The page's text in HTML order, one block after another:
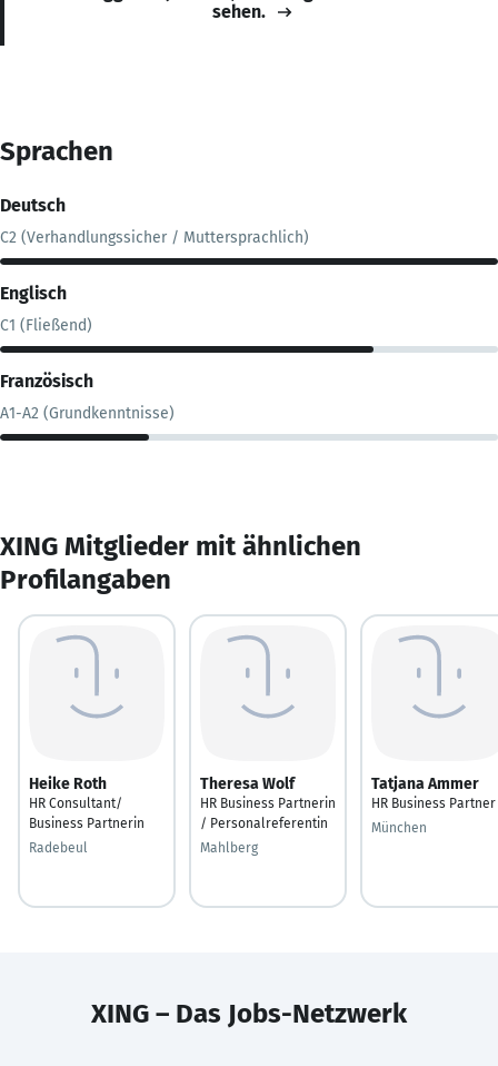
sehen.
Sprachen
Deutsch
C2 (Verhandlungssicher / Muttersprachlich)
Englisch
C1 (Fließend)
Französisch
A1-A2 (Grundkenntnisse)
XING Mitglieder mit ähnlichen
Profilangaben
Heike Roth
HR Consultant/
Business Partnerin
Radebeul
Theresa Wolf
HR Business Partnerin
/ Personalreferentin
Mahlberg
Tatjana Ammer
HR Business Partner
München
XING – Das Jobs-Netzwerk